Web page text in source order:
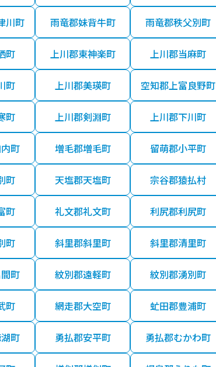
川町 雨竜郡妹背牛町 雨竜郡秩父別町
町 上川郡東神楽町 上川郡当麻町
町 上川郡美瑛町 空知郡上富良野町
町 上川郡剣淵町 上川郡下川町
町 増毛郡増毛町 留萌郡小平町
町 天塩郡天塩町 宗谷郡猿払村
町 礼文郡礼文町 利尻郡利尻町
町 斜里郡斜里町 斜里郡清里町
町 紋別郡遠軽町 紋別郡湧別町
町 網走郡大空町 虻田郡豊浦町
町 勇払郡安平町 勇払郡むかわ町